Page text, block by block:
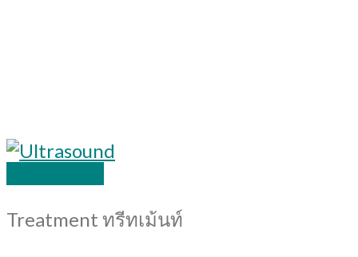
Treatment ทรีทเม้นท์